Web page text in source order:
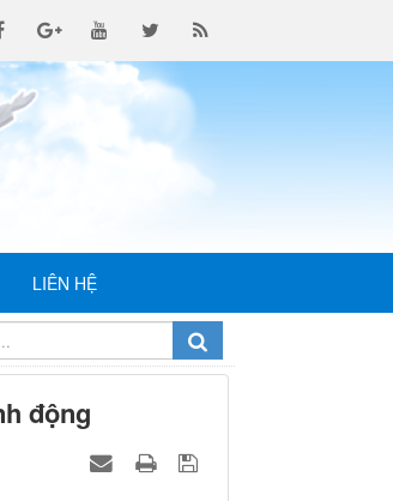
LIÊN HỆ
động